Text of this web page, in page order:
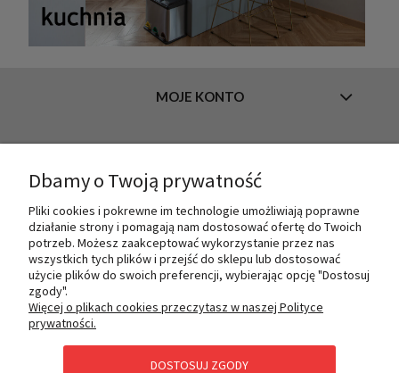
MOJE KONTO
O NAS
PŁATNOŚCI I DOSTAWA
Dbamy o Twoją prywatność
Pliki cookies i pokrewne im technologie umożliwiają poprawne
działanie strony i pomagają nam dostosować ofertę do Twoich
potrzeb. Możesz zaakceptować wykorzystanie przez nas
wszystkich tych plików i przejść do sklepu lub dostosować
użycie plików do swoich preferencji, wybierając opcję "Dostosuj
zgody".
Więcej o plikach cookies przeczytasz w naszej Polityce
prywatności.
DOSTOSUJ ZGODY